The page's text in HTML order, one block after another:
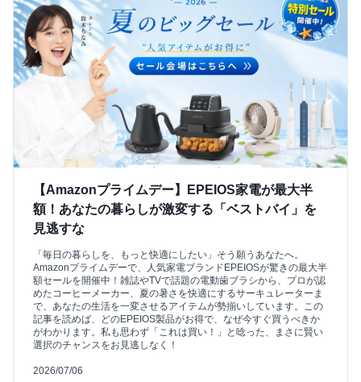
【Amazonプライムデー】EPEIOS家電が最大半
額！あなたの暮らしが激変する「ベストバイ」を
見逃すな
「毎日の暮らしを、もっと快適にしたい」そう願うあなたへ。
Amazonプライムデーで、人気家電ブランドEPEIOSが驚きの最大半
額セールを開催中！雑誌やTVで話題の電動歯ブラシから、プロが認
めたコーヒーメーカー、夏の暑さを快適にするサーキュレーターま
で、あなたの生活を一変させるアイテムが勢揃いしています。この
記事を読めば、どのEPEIOS製品がお得で、なぜ今すぐ買うべきか
がわかります。私も思わず「これは買い！」と唸った、まさに賢い
選択のチャンスをお見逃しなく！
2026/07/06